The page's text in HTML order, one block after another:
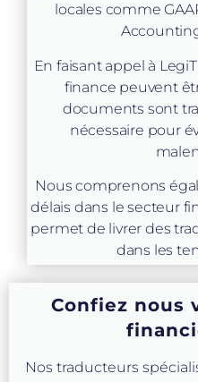
locales comme
En faisant appel à
finance peuvent
documents sont
nécessaire pour
Nous comprenons
délais dans le secteur
permet de livrer des
dans les
Confiez nous
Nos traducteurs